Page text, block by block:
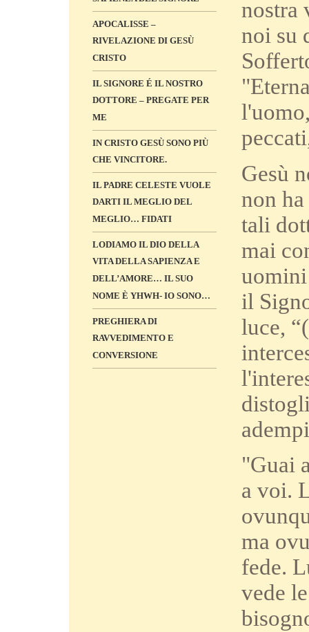
APOCALISSE –
RIVELAZIONE DI GESÙ
CRISTO
IL SIGNORE É IL NOSTRO
DOTTORE – PREGATE PER
ME
IN CRISTO GESÙ SONO PIÙ
CHE VINCITORE.
IL PADRE CELESTE VUOLE
DARTI IL MEGLIO DEL
MEGLIO… FIDATI
LODIAMO IL DIO DELLA
VITA DELLA SAPIENZA E
DELL’AMORE… IL SUO
NOME È YHWH- IO SONO…
PREGHIERA DI
RAVVEDIMENTO E
CONVERSIONE
nostra
noi su
Gesù
non
tali
mai
il
luce,
"Guai
a voi.
ma
fede.
vede